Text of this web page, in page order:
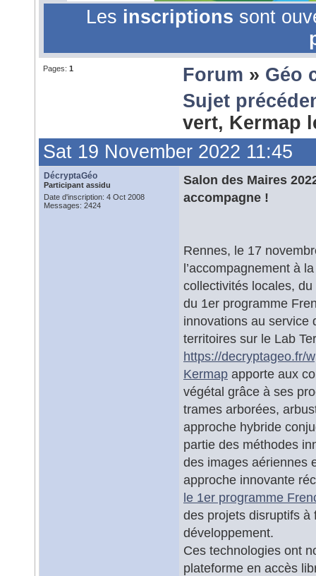
Les inscriptions sont
Pages: 1 Forum » Géo
Sujet
vert, Kermap
Sat 19 November 2022 11:45
DécryptaGéo
Participant assidu
Date d'inscription: 4 Oct 2008
Messages: 2424
Salon des Maires
accompagne !
Rennes, le 17
l’accompagnement à
collectivités locales,
du 1er programme
innovations au service
territoires sur le Lab
https://decryptageo.fr/
Kermap apporte aux
végétal grâce à ses
trames arborées,
approche hybride
partie des méthodes
des images aériennes
approche innovante
le 1er programme
des projets disruptifs à
développement.
Ces technologies ont
plateforme en accès